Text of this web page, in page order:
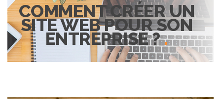
COMMENT CRÉER UN
SITE WEB POUR SON
ENTREPRISE ?.